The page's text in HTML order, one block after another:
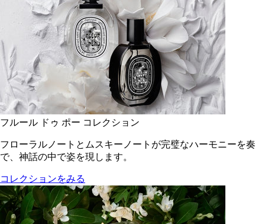
フルール ドゥ ポー コレクション
フローラルノートとムスキーノートが完璧なハーモニーを奏
で、神話の中で姿を現します。
コレクションをみる